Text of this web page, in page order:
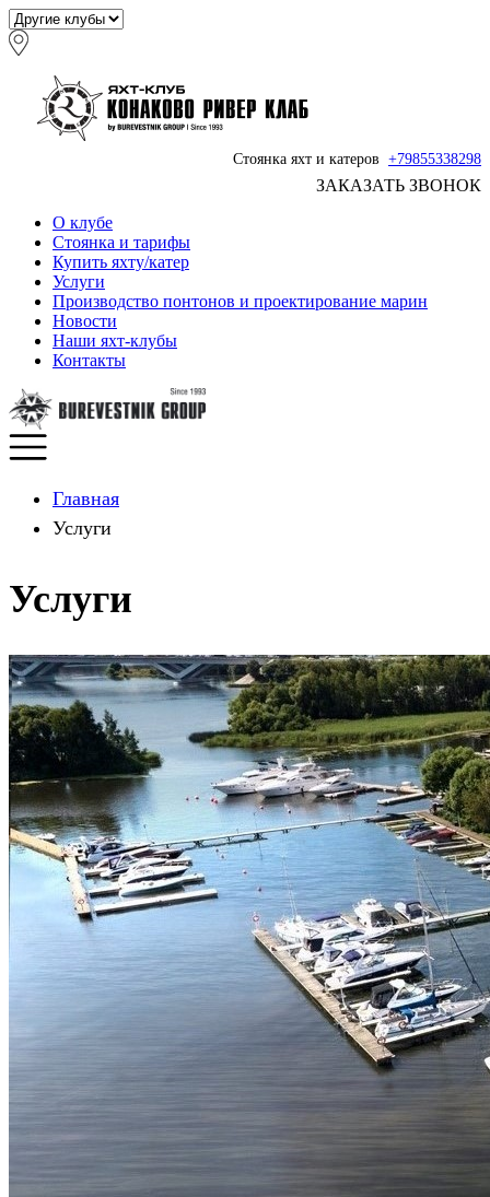
Стоянка яхт и катеров +79855338298
ЗАКАЗАТЬ ЗВОНОК
О клубе
Стоянка и тарифы
Купить яхту/катер
Услуги
Производство понтонов и проектирование марин
Новости
Наши яхт-клубы
Контакты
Главная
Услуги
Услуги